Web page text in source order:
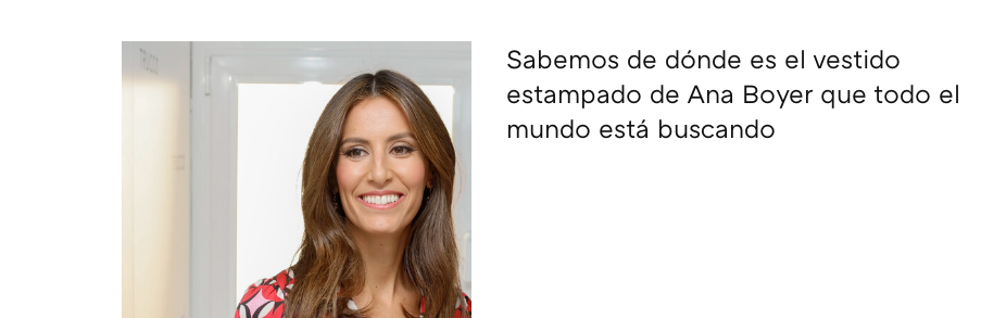
Sabemos de dónde es el vestido
estampado de Ana Boyer que todo el
mundo está buscando